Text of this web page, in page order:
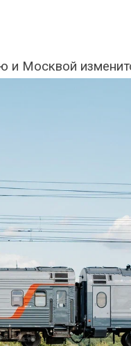
и Москвой